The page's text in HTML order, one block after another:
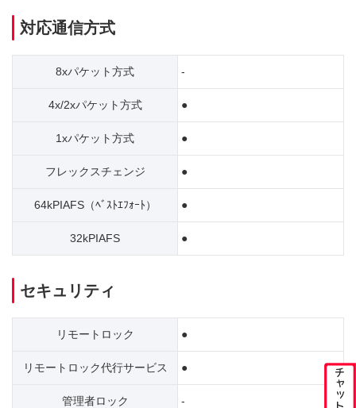
対応通信方式
8xパケット方式 -
4x/2xパケット方式 ●
1xパケット方式 ●
フレックスチェンジ ●
64kPIAFS（ﾍﾞｽﾄｴﾌｫｰﾄ） ●
32kPIAFS ●
セキュリティ
リモートロック ●
リモートロック代行サービス ●
管理者ロック -